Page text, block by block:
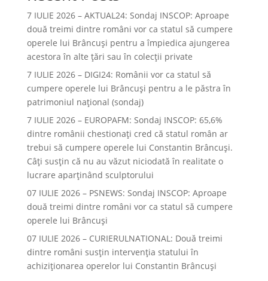
7 IULIE 2026 – AKTUAL24: Sondaj INSCOP: Aproape
două treimi dintre români vor ca statul să cumpere
operele lui Brâncuşi pentru a împiedica ajungerea
acestora în alte ţări sau în colecţii private
7 IULIE 2026 – DIGI24: Românii vor ca statul să
cumpere operele lui Brâncuși pentru a le păstra în
patrimoniul național (sondaj)
7 IULIE 2026 – EUROPAFM: Sondaj INSCOP: 65,6%
dintre românii chestionați cred că statul român ar
trebui să cumpere operele lui Constantin Brâncuși.
Câți susțin că nu au văzut niciodată în realitate o
lucrare aparținând sculptorului
07 IULIE 2026 – PSNEWS: Sondaj INSCOP: Aproape
două treimi dintre români vor ca statul să cumpere
operele lui Brâncuși
07 IULIE 2026 – CURIERULNATIONAL: Două treimi
dintre români susțin intervenția statului în
achiziționarea operelor lui Constantin Brâncuși